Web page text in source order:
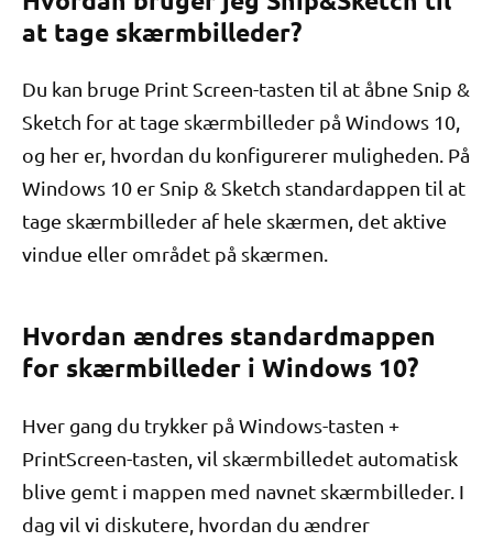
at tage skærmbilleder?
Du kan bruge Print Screen-tasten til at åbne Snip &
Sketch for at tage skærmbilleder på Windows 10,
og her er, hvordan du konfigurerer muligheden. På
Windows 10 er Snip & Sketch standardappen til at
tage skærmbilleder af hele skærmen, det aktive
vindue eller området på skærmen.
Hvordan ændres standardmappen
for skærmbilleder i Windows 10?
Hver gang du trykker på Windows-tasten +
PrintScreen-tasten, vil skærmbilledet automatisk
blive gemt i mappen med navnet skærmbilleder. I
dag vil vi diskutere, hvordan du ændrer